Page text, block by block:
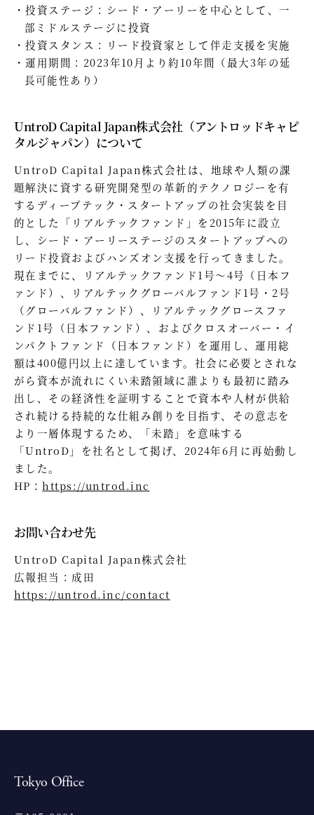
投資ステージ：シード・アーリーを中心として、一
部ミドルステージに投資
投資スタンス：リード投資家として伴走支援を実施
運用期間：2023年10月より約10年間（最大3年の延
長可能性あり）
UntroD Capital Japan株式会社（アントロッドキャピ
タルジャパン）について
UntroD Capital Japan株式会社は、地球や人類の課
題解決に資する研究開発型の革新的テクノロジーを有
するディープテック・スタートアップの社会実装を目
的とした「リアルテックファンド」を2015年に設立
し、シード・アーリーステージのスタートアップへの
リード投資およびハンズオン支援を行ってきました。
現在までに、リアルテックファンド1号～4号（日本フ
ァンド）、リアルテックグローバルファンド1号・2号
（グローバルファンド）、リアルテックグロースファ
ンド1号（日本ファンド）、およびクロスオーバー・イ
ンパクトファンド（日本ファンド）を運用し、運用総
額は400億円以上に達しています。社会に必要とされな
がら資本が流れにくい未踏領域に誰よりも最初に踏み
出し、その経済性を証明することで資本や人材が供給
され続ける持続的な仕組み創りを目指す、その意志を
より一層体現するため、「未踏」を意味する
「UntroD」を社名として掲げ、2024年6月に再始動し
ました。
HP：https://untrod.inc
お問い合わせ先
UntroD Capital Japan株式会社
広報担当：成田
https://untrod.inc/contact
Tokyo Office